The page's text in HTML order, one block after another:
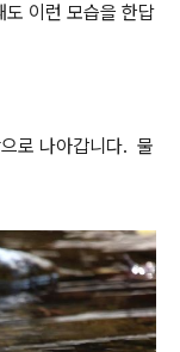
도 이런 모습을 한답
로 나아갑니다. 물